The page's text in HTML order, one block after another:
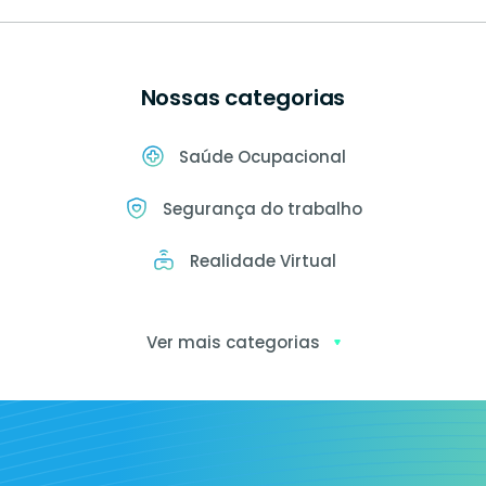
Nossas categorias
Saúde Ocupacional
Segurança do trabalho
Realidade Virtual
Ver mais categorias